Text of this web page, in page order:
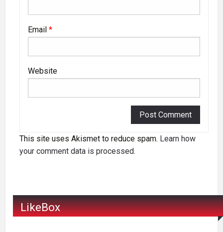
Email *
Website
This site uses Akismet to reduce spam. Learn how
your comment data is processed.
LikeBox